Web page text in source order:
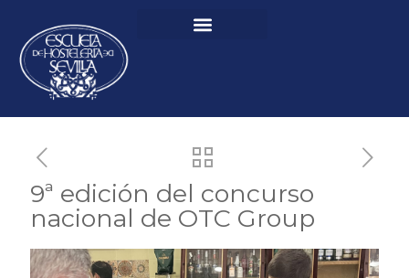
9ª edición del concurso
nacional de OTC Group